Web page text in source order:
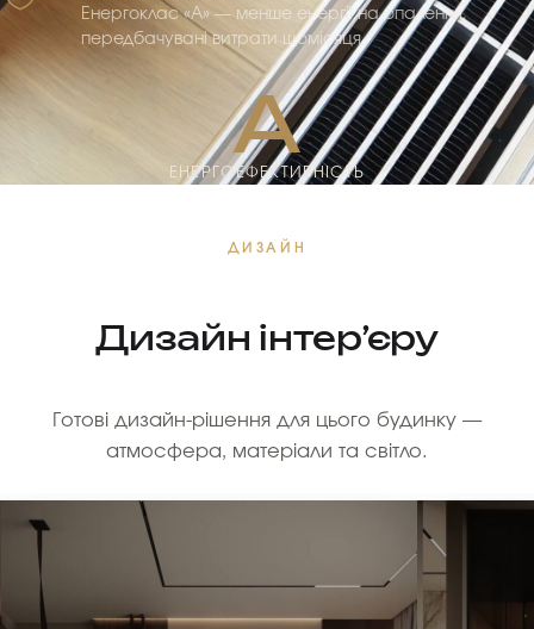
Енергоклас «А» — менше енергії на опалення,
передбачувані витрати щомісяця.
A
ЕНЕРГОЕФЕКТИВНІСТЬ
ДИЗАЙН
Дизайн інтер’єру
Готові дизайн-рішення для цього будинку —
атмосфера, матеріали та світло.